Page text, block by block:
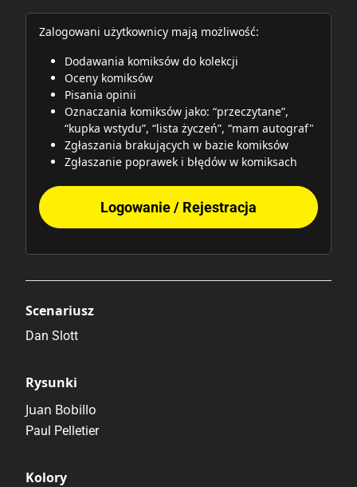
Zalogowani użytkownicy mają możliwość:
Dodawania komiksów do kolekcji
Oceny komiksów
Pisania opinii
Oznaczania komiksów jako: “przeczytane”,
“kupka wstydu”, “lista życzeń”, “mam autograf"
Zgłaszania brakujących w bazie komiksów
Zgłaszanie poprawek i błędów w komiksach
Logowanie / Rejestracja
Scenariusz
Dan Slott
Rysunki
Juan Bobillo
Paul Pelletier
Kolory